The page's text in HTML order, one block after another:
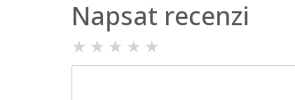
Napsat recenzi
★ ★ ★ ★ ★